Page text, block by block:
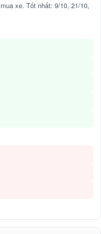
xe. Tốt nhất: 9/10, 21/10,